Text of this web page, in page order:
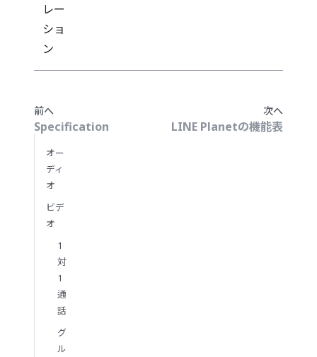
レー
ショ
ン
前へ
Specification
次へ
LINE Planetの機能表
オー
ディ
オ
ビデ
オ
1
対
1
通
話
グ
ル